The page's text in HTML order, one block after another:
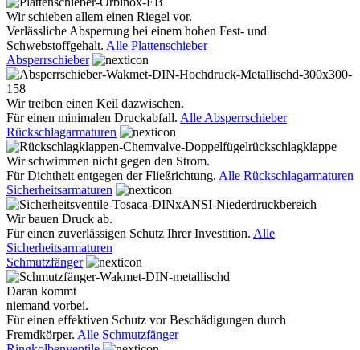
Wir schieben allem einen Riegel vor.
Verlässliche Absperrung bei einem hohen Fest- und
Schwebstoffgehalt. Alle Plattenschieber
Absperrschieber
Wir treiben einen Keil dazwischen.
Für einen minimalen Druckabfall. Alle Absperrschieber
Rückschlagarmaturen
Wir schwimmen nicht gegen den Strom.
Für Dichtheit entgegen der Fließrichtung. Alle Rückschlagarmaturen
Sicherheitsarmaturen
Wir bauen Druck ab.
Für einen zuverlässigen Schutz Ihrer Investition. Alle
Sicherheitsarmaturen
Schmutzfänger
Daran kommt
niemand vorbei.
Für einen effektiven Schutz vor Beschädigungen durch
Fremdkörper. Alle Schmutzfänger